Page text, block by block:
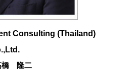
Consulting (Thailand)
橋 隆二